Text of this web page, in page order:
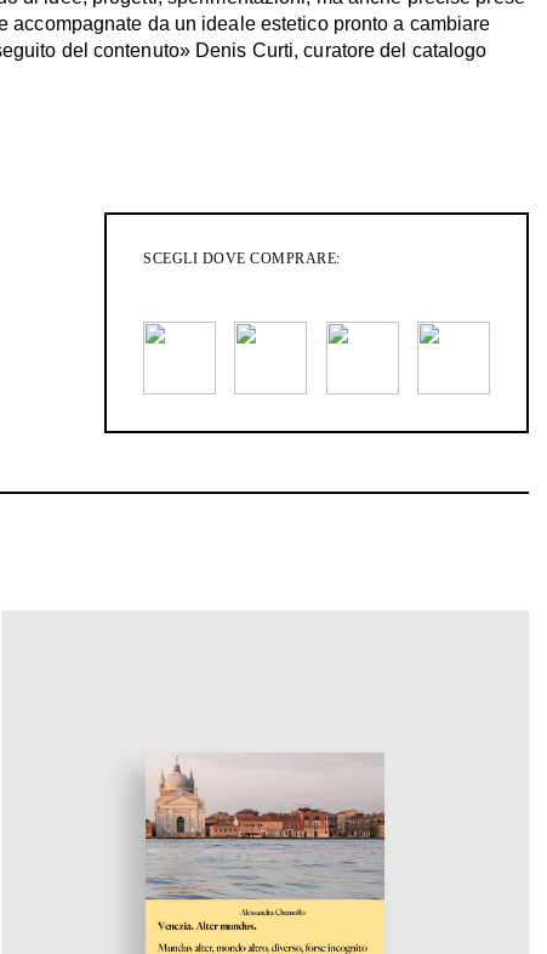
accompagnate da un ideale estetico pronto a cambiare
del contenuto» Denis Curti, curatore del catalogo
SCEGLI DOVE COMPRARE: